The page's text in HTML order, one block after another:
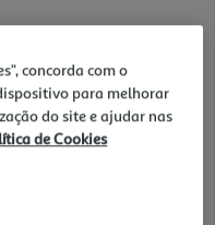
concorda com o
para melhorar
do site e ajudar nas
de Cookies